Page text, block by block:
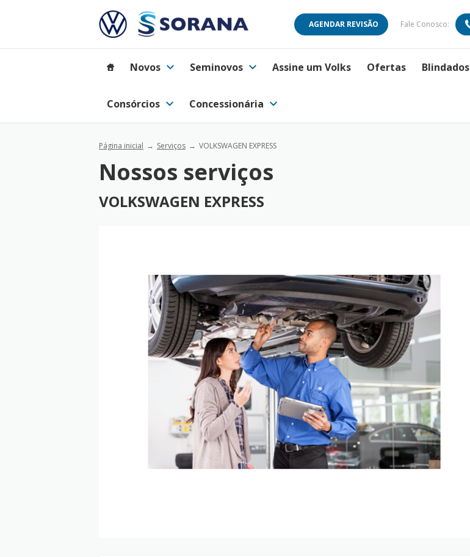
AGENDAR REVISÃO Fale Conosco:
Novos Seminovos Assine um Volks Ofertas Blindados
Consórcios Concessionária
Página inicial Serviços VOLKSWAGEN EXPRESS
Nossos serviços
VOLKSWAGEN EXPRESS